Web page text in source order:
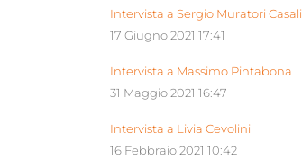
Intervista a Sergio Muratori Casali
17 Giugno 2021 17:41
Intervista a Massimo Pintabona
31 Maggio 2021 16:47
Intervista a Livia Cevolini
16 Febbraio 2021 10:42